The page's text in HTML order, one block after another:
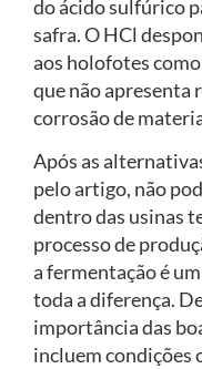
do ácido sulfúrico
safra. O HCl
aos holofotes
que não apresenta
corrosão de
Após as
pelo artigo, não
dentro das usinas
processo de
a fermentação é
toda a diferença.
importância das
incluem condições